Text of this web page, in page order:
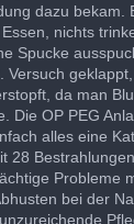
dazu bekam.
nichts
Spucke
Versuch
da man
Die OP PEG
alles eine
28
Probleme
bei der